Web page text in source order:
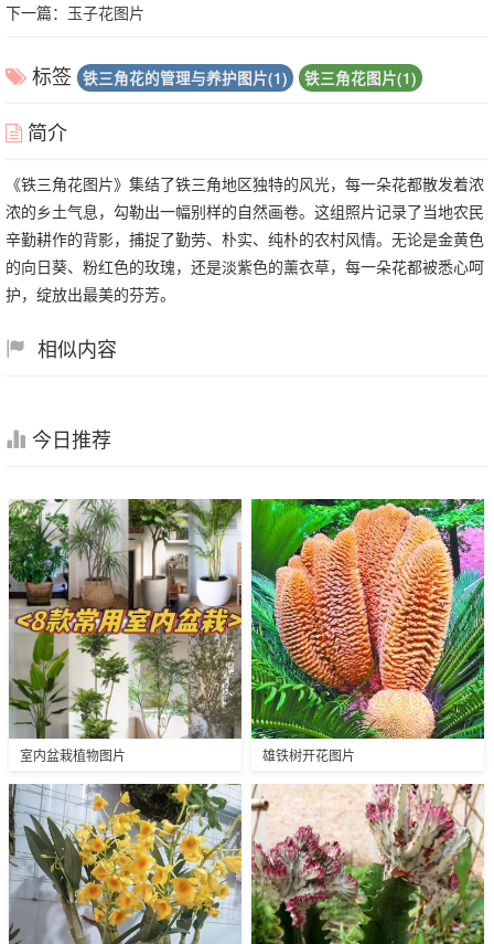
下一篇： 玉子花图片
标签 铁三角花的管理与养护图片(1) 铁三角花图片(1)
简介
《铁三角花图片》集结了铁三角地区独特的风光，每一朵花都散发着浓
浓的乡土气息，勾勒出一幅别样的自然画卷。这组照片记录了当地农民
辛勤耕作的背影，捕捉了勤劳、朴实、纯朴的农村风情。无论是金黄色
的向日葵、粉红色的玫瑰，还是淡紫色的薰衣草，每一朵花都被悉心呵
护，绽放出最美的芬芳。
相似内容
今日推荐
室内盆栽植物图片 雄铁树开花图片